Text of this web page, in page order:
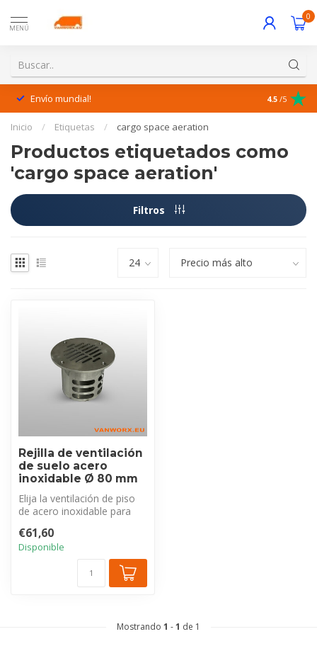
MENÚ
0
Envío mundial! ¡Excelente
4.5 /5
Inicio / Etiquetas / cargo space aeration
Productos etiquetados como
'cargo space aeration'
Filtros
Rejilla de ventilación
de suelo acero
inoxidable Ø 80 mm
Elija la ventilación de piso
de acero inoxidable para
€61,60
Disponible
Mostrando 1 -1 de 1